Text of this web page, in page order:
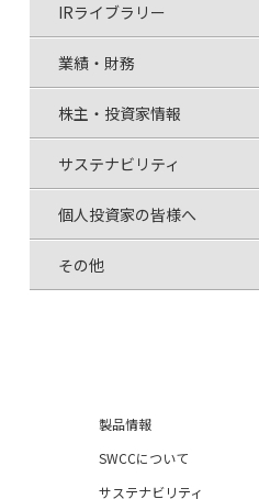
IRライブラリー
業績・財務
株主・投資家情報
サステナビリティ
個人投資家の皆様へ
その他
製品情報
SWCCについて
サステナビリティ